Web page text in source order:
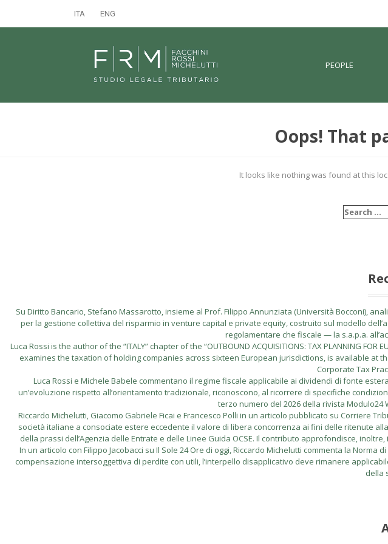
ITA ENG
PEOPLE
Oops! That
It looks like nothing was found at this
Su Diritto Bancario, Stefano Massarotto, insieme al Prof. Filippo Annunziata (Università Bocconi),
per la gestione collettiva del risparmio in venture capital e private equity, costruito sul modello
regolamentare che fiscale — la s.a.p.a.
Luca Rossi is the author of the “ITALY” chapter of the “OUTBOUND ACQUISITIONS: TAX PLANNING FOR
examines the taxation of holding companies across sixteen European jurisdictions, is available at
Corporate Tax
Luca Rossi e Michele Babele commentano il regime fiscale applicabile ai dividendi di fonte
un’evoluzione rispetto all’orientamento tradizionale, riconoscono, al ricorrere di specifiche
terzo numero del 2026 della rivista Modulo24
Riccardo Michelutti, Giacomo Gabriele Ficai e Francesco Polli in un articolo pubblicato su Corriere
società italiane a consociate estere eccedente il valore di libera concorrenza ai fini delle ritenute
della prassi dell’Agenzia delle Entrate e delle Linee Guida OCSE. Il contributo approfondisce,
In un articolo con Filippo Jacobacci su Il Sole 24 Ore di oggi, Riccardo Michelutti commenta la
compensazione intersoggettiva di perdite con utili, l’interpello disapplicativo deve rimanere
della